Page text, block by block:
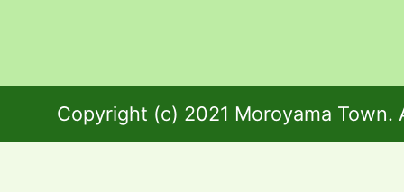
Copyright (c) 2021 Moroyama Town.